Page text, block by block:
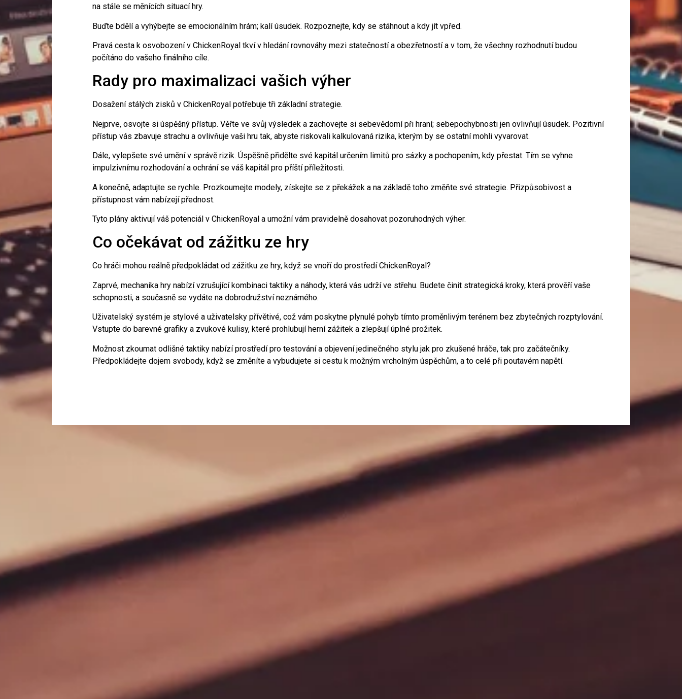
na stále se měnících situací hry.
Buďte bdělí a vyhýbejte se emocionálním hrám; kalí úsudek. Rozpoznejte, kdy se stáhnout a kdy jít vpřed.
Pravá cesta k osvobození v ChickenRoyal tkví v hledání rovnováhy mezi statečností a obezřetností a v tom, že všechny rozhodnutí budou
počítáno do vašeho finálního cíle.
Rady pro maximalizaci vašich výher
Dosažení stálých zisků v ChickenRoyal potřebuje tři základní strategie.
Nejprve, osvojte si úspěšný přístup. Věřte ve svůj výsledek a zachovejte si sebevědomí při hraní; sebepochybnosti jen ovlivňují úsudek. Pozitivní
přístup vás zbavuje strachu a ovlivňuje vaši hru tak, abyste riskovali kalkulovaná rizika, kterým by se ostatní mohli vyvarovat.
Dále, vylepšete své umění v správě rizik. Úspěšně přidělte své kapitál určením limitů pro sázky a pochopením, kdy přestat. Tím se vyhne
impulzivnímu rozhodování a ochrání se váš kapitál pro příští příležitosti.
A konečně, adaptujte se rychle. Prozkoumejte modely, získejte se z překážek a na základě toho změňte své strategie. Přizpůsobivost a
přístupnost vám nabízejí přednost.
Tyto plány aktivují váš potenciál v ChickenRoyal a umožní vám pravidelně dosahovat pozoruhodných výher.
Co očekávat od zážitku ze hry
Co hráči mohou reálně předpokládat od zážitku ze hry, když se vnoří do prostředí ChickenRoyal?
Zaprvé, mechanika hry nabízí vzrušující kombinaci taktiky a náhody, která vás udrží ve střehu. Budete činit strategická kroky, která prověří vaše
schopnosti, a současně se vydáte na dobrodružství neznámého.
Uživatelský systém je stylové a uživatelsky přívětivé, což vám poskytne plynulé pohyb tímto proměnlivým terénem bez zbytečných rozptylování.
Vstupte do barevné grafiky a zvukové kulisy, které prohlubují herní zážitek a zlepšují úplné prožitek.
Možnost zkoumat odlišné taktiky nabízí prostředí pro testování a objevení jedinečného stylu jak pro zkušené hráče, tak pro začátečníky.
Předpokládejte dojem svobody, když se změníte a vybudujete si cestu k možným vrcholným úspěchům, a to celé při poutavém napětí.